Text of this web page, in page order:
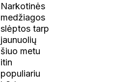
Narkotinės
medžiagos
slėptos tarp
jaunuolių
šiuo metu
itin
populiariu